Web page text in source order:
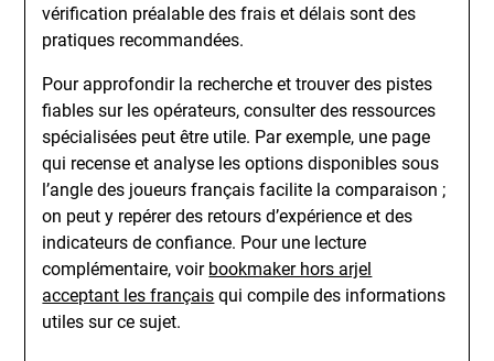
vérification préalable des frais et délais sont des
pratiques recommandées.
Pour approfondir la recherche et trouver des pistes
fiables sur les opérateurs, consulter des ressources
spécialisées peut être utile. Par exemple, une page
qui recense et analyse les options disponibles sous
l’angle des joueurs français facilite la comparaison ;
on peut y repérer des retours d’expérience et des
indicateurs de confiance. Pour une lecture
complémentaire, voir bookmaker hors arjel
acceptant les français qui compile des informations
utiles sur ce sujet.